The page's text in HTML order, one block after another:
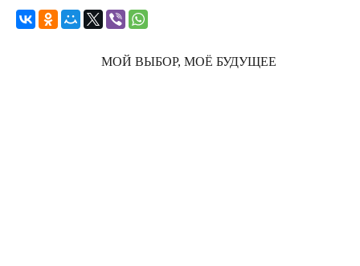
МОЙ ВЫБОР, МОЁ БУДУЩЕЕ